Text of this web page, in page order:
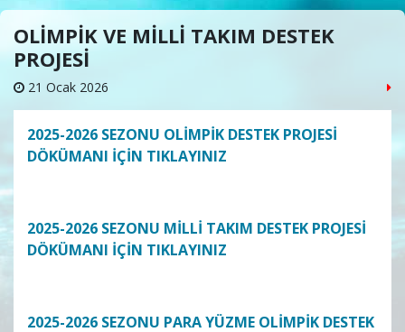
OLİMPİK VE MİLLİ TAKIM DESTEK
PROJESİ
21 Ocak 2026
2025-2026 SEZONU OLİMPİK DESTEK PROJESİ
DÖKÜMANI İÇİN TIKLAYINIZ
2025-2026 SEZONU MİLLİ TAKIM DESTEK PROJESİ
DÖKÜMANI İÇİN TIKLAYINIZ
2025-2026 SEZONU PARA YÜZME OLİMPİK DESTEK